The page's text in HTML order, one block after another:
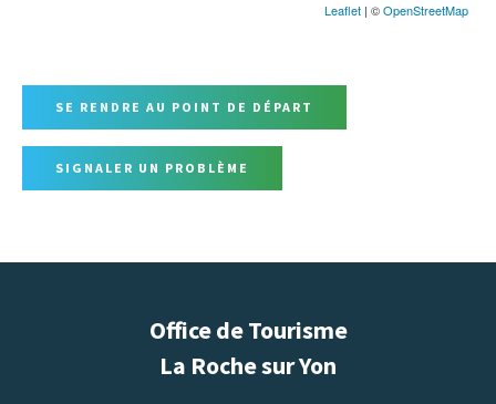
Leaflet | ©OpenStreetMap
SE RENDRE AU POINT DE DÉPART
SIGNALER UN PROBLÈME
Office de Tourisme
La Roche sur Yon